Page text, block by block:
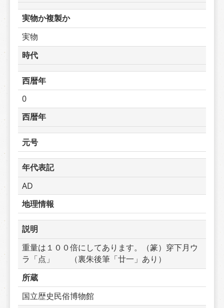
実物か複製か
実物
時代
西暦年
0
西暦年
元号
年代表記
AD
地理情報
説明
重量は１００倍にしてあります。（篆）穿下月ウ
ラ「点」　　（裏朱後筆「廿一」あり）
所蔵
国立歴史民俗博物館